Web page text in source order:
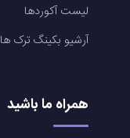
لیست آکوردها
آرشیو بکینگ ترک ها
همراه ما باشید